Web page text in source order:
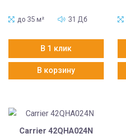
до 35 м² 31 Дб
В 1 клик
В корзину
Carrier 42QHA024N